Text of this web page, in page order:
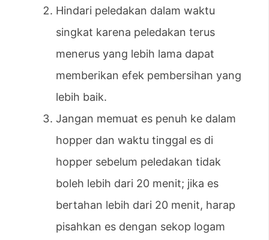
Hindari peledakan dalam waktu
singkat karena peledakan terus
menerus yang lebih lama dapat
memberikan efek pembersihan yang
lebih baik.
Jangan memuat es penuh ke dalam
hopper dan waktu tinggal es di
hopper sebelum peledakan tidak
boleh lebih dari 20 menit; jika es
bertahan lebih dari 20 menit, harap
pisahkan es dengan sekop logam